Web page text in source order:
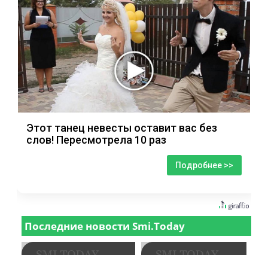
Этот танец невесты оставит вас без
слов! Пересмотрела 10 раз
Подробнее >>